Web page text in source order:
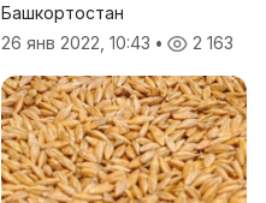
Башкортостан
26 янв 2022, 10:43 • 2 163